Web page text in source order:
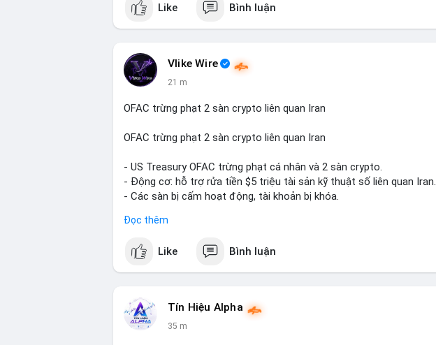
Like Bình luận
Vlike Wire
21 m
OFAC trừng phạt 2 sàn crypto liên quan Iran
OFAC trừng phạt 2 sàn crypto liên quan Iran
- US Treasury OFAC trừng phạt cá nhân và 2 sàn crypto.
- Động cơ: hỗ trợ rửa tiền $5 triệu tài sản kỹ thuật số liên quan Iran.
- Các sàn bị cấm hoạt động, tài khoản bị khóa.
$btc $eth
#vlikevn
📰 Nguồn: Cointelegraph
Đọc thêm
Like Bình luận
Tín Hiệu Alpha
35 m